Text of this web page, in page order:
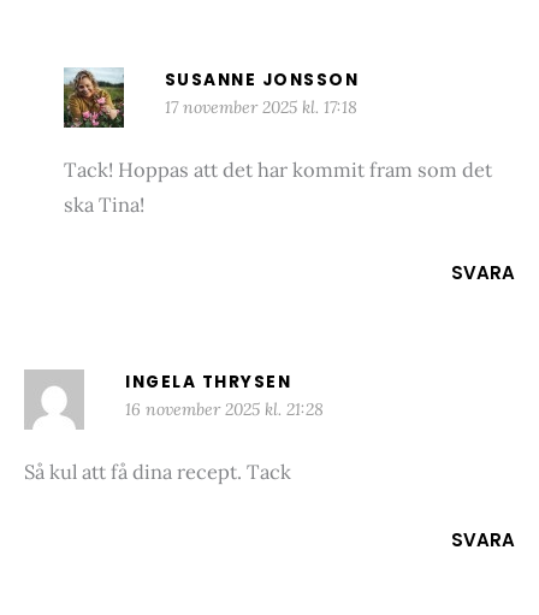
SUSANNE JONSSON
17 november 2025 kl. 17:18
Tack! Hoppas att det har kommit fram som det
ska Tina!
SVARA
INGELA THRYSEN
16 november 2025 kl. 21:28
Så kul att få dina recept. Tack
SVARA